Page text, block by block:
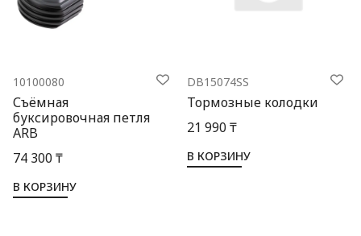
10100080
Съёмная
буксировочная петля
ARB
74 300 ₸
В КОРЗИНУ
DB15074SS
Тормозные колодки
21 990 ₸
В КОРЗИНУ